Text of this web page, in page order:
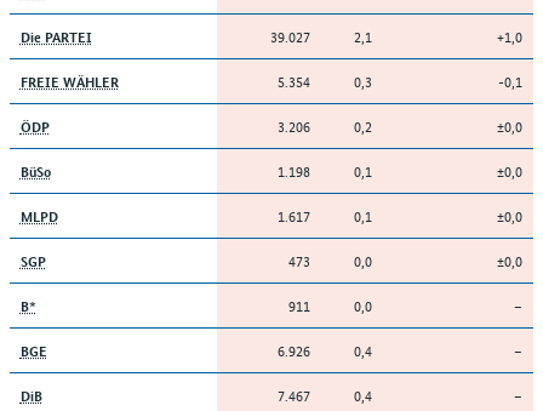
Die PARTEI 39.027 2,1 +1,0
FREIE WÄHLER 5.354 0,3 -0,1
ÖDP 3.206 0,2 ±0,0
BüSo 1.198 0,1 ±0,0
MLPD 1.617 0,1 ±0,0
SGP 473 0,0 ±0,0
B* 911 0,0 –
BGE 6.926 0,4 –
DiB 7.467 0,4 –